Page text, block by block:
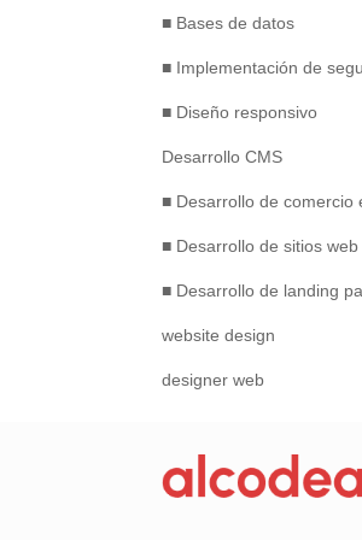
■ Bases de datos
■ Implementación de
■ Diseño responsivo
Desarrollo CMS
■ Desarrollo de comercio
■ Desarrollo de sitios
■ Desarrollo de landing
website design
designer web